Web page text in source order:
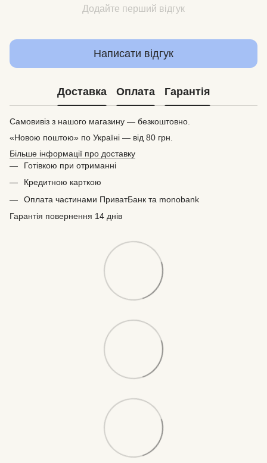
Додайте перший відгук
Написати відгук
Доставка Оплата Гарантія
Самовивіз з нашого магазину — безкоштовно.
«Новою поштою» по Україні — від 80 грн.
Більше інформації про доставку
Готівкою при отриманні
Кредитною карткою
Оплата частинами ПриватБанк та monobank
Гарантія повернення 14 днів